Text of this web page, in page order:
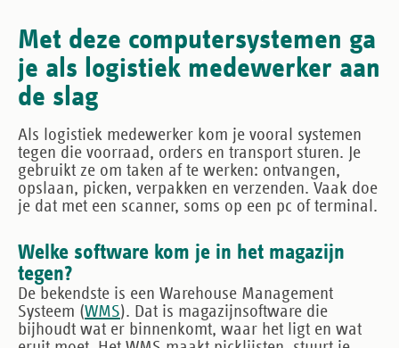
Met deze computersystemen ga
je als logistiek medewerker aan
de slag
Als logistiek medewerker kom je vooral systemen
tegen die voorraad, orders en transport sturen. Je
gebruikt ze om taken af te werken: ontvangen,
opslaan, picken, verpakken en verzenden. Vaak doe
je dat met een scanner, soms op een pc of terminal.
Welke software kom je in het magazijn
tegen?
De bekendste is een Warehouse Management
Systeem (WMS). Dat is magazijnsoftware die
bijhoudt wat er binnenkomt, waar het ligt en wat